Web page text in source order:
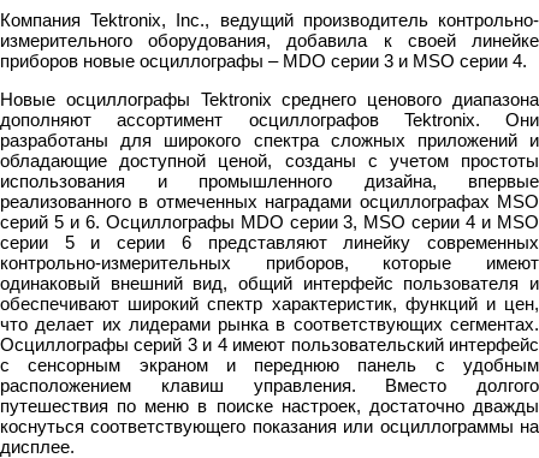
Компания Tektronix, Inc., ведущий производитель контрольно-
измерительного оборудования, добавила к своей линейке
приборов новые осциллографы – MDO серии 3 и MSO серии 4.
Новые осциллографы Tektronix среднего ценового диапазона
дополняют ассортимент осциллографов Tektronix. Они
разработаны для широкого спектра сложных приложений и
обладающие доступной ценой, созданы с учетом простоты
использования и промышленного дизайна, впервые
реализованного в отмеченных наградами осциллографах MSO
серий 5 и 6. Осциллографы MDO серии 3, MSO серии 4 и MSO
серии 5 и серии 6 представляют линейку современных
контрольно-измерительных приборов, которые имеют
одинаковый внешний вид, общий интерфейс пользователя и
обеспечивают широкий спектр характеристик, функций и цен,
что делает их лидерами рынка в соответствующих сегментах.
Осциллографы серий 3 и 4 имеют пользовательский интерфейс
с сенсорным экраном и переднюю панель с удобным
расположением клавиш управления. Вместо долгого
путешествия по меню в поиске настроек, достаточно дважды
коснуться соответствующего показания или осциллограммы на
дисплее.